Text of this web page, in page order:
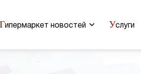
Гипермаркет новостей Услуги